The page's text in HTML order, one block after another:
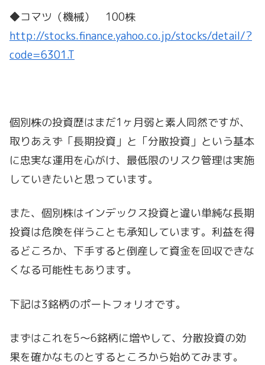
◆コマツ（機械） 100株
http://stocks.finance.yahoo.co.jp/stocks/detail/?
code=6301.T
個別株の投資歴はまだ1ヶ月弱と素人同然ですが、
取りあえず「長期投資」と「分散投資」という基本
に忠実な運用を心がけ、最低限のリスク管理は実施
していきたいと思っています。
また、個別株はインデックス投資と違い単純な長期
投資は危険を伴うことも承知しています。利益を得
るどころか、下手すると倒産して資金を回収できな
くなる可能性もあります。
下記は3銘柄のポートフォリオです。
まずはこれを5～6銘柄に増やして、分散投資の効
果を確かなものとするところから始めてみます。